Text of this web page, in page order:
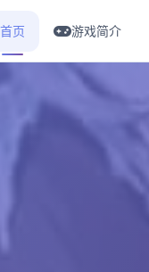
首页 游戏简介